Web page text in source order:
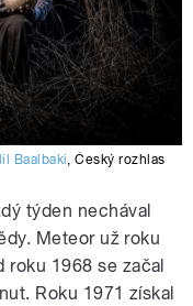
Baalbaki,Český rozhlas
týden nechával
Meteor už roku
roku 1968 se začal
Roku 1971 získal